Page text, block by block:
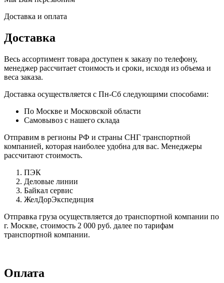
Доставка и оплата
Доставка
Весь ассортимент товара доступен к заказу по телефону,
менеджер рассчитает стоимость и сроки, исходя из объема и
веса заказа.
Доставка осуществляется с Пн-Сб следующими способами:
По Москве и Московской области
Самовывоз с нашего склада
Отправим в регионы РФ и страны СНГ транспортной
компанией, которая наиболее удобна для вас. Менеджеры
рассчитают стоимость.
ПЭК
Деловые линии
Байкал сервис
ЖелДорЭкспедиция
Отправка груза осуществляется до транспортной компании по
г. Москве, стоимость 2 000 руб. далее по тарифам
транспортной компании.
Оплата